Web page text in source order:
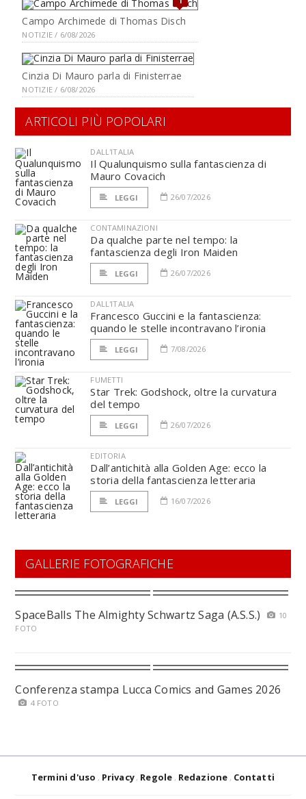
Campo Archimede di Thomas Disch
NOTIZIE / 6/08/2026
Cinzia Di Mauro parla di Finisterrae
NOTIZIE / 6/08/2026
ARTICOLI PIÙ POPOLARI
DALL'ITALIA
Il Qualunquismo sulla fantascienza di
Mauro Covacich
LEGGI 26/07/2026
CONTAMINAZIONI
Da qualche parte nel tempo: la
fantascienza degli Iron Maiden
LEGGI 26/07/2026
DALL'ITALIA
Francesco Guccini e la fantascienza:
quando le stelle incontravano l’ironia
LEGGI 7/08/2026
FUMETTI
Star Trek: Godshock, oltre la curvatura
del tempo
LEGGI 26/07/2026
EDITORIA
Dall’antichità alla Golden Age: ecco la
storia della fantascienza letteraria
LEGGI 16/07/2026
GALLERIE FOTOGRAFICHE
SpaceBalls The Almighty Schwartz Saga (A.S.S.)
10
FOTO
Conferenza stampa Lucca Comics and Games 2026
4 FOTO
Termini d'uso Privacy Regole Redazione Contatti